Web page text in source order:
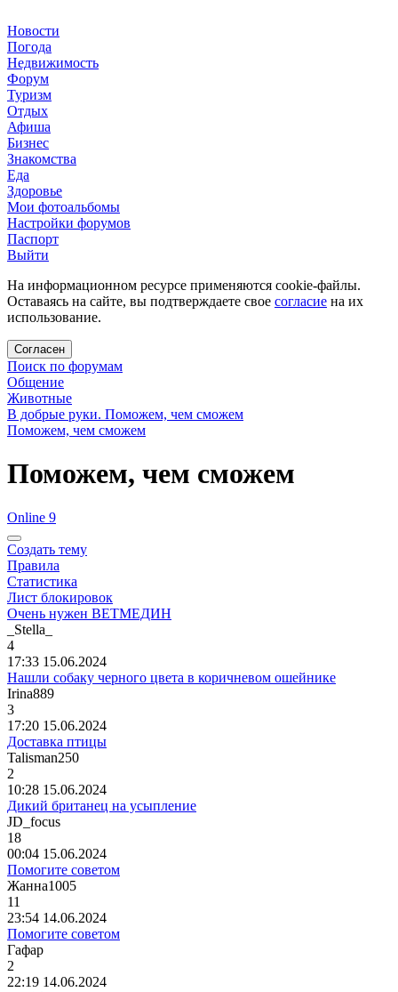
Новости
Погода
Недвижимость
Форум
Туризм
Отдых
Афиша
Бизнес
Знакомства
Еда
Здоровье
Мои фотоальбомы
Настройки форумов
Паспорт
Выйти
На информационном ресурсе применяются cookie-файлы.
Оставаясь на сайте, вы подтверждаете свое согласие на их
использование.
Согласен
Поиск по форумам
Общение
Животные
В добрые руки. Поможем, чем сможем
Поможем, чем сможем
Поможем, чем сможем
Online 9
Создать тему
Правила
Статистика
Лист блокировок
Очень нужен ВЕТМЕДИН
_Stella_
4
17:33 15.06.2024
Нашли собаку черного цвета в коричневом ошейнике
Irina889
3
17:20 15.06.2024
Доставка птицы
Talisman250
2
10:28 15.06.2024
Дикий британец на усыпление
JD_focus
18
00:04 15.06.2024
Помогите советом
Жанна1005
11
23:54 14.06.2024
Помогите советом
Гафар
2
22:19 14.06.2024